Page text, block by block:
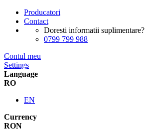
Producatori
Contact
Doresti informatii suplimentare?
0799 799 988
Contul meu
Settings
Language
RO
EN
Currency
RON